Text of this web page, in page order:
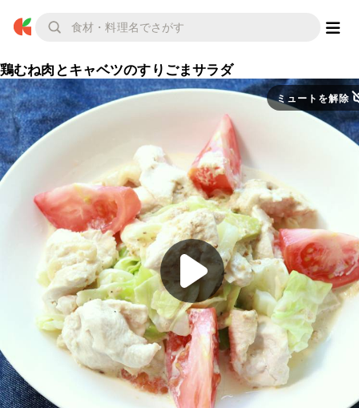
鶏むね肉とキャベツのすりごまサラダ
ミュートを解除